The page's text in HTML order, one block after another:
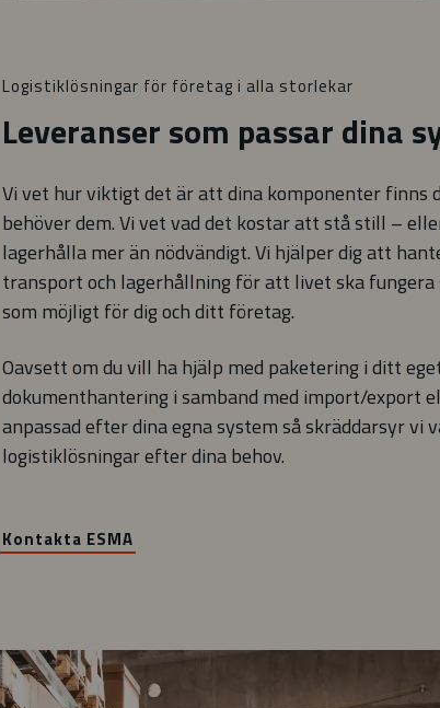
Logistiklösningar för företag i alla storlekar
Leveranser som passar dina
Vi vet hur viktigt det är att dina komponenter finns
behöver dem. Vi vet vad det kostar att stå still –
lagerhålla mer än nödvändigt. Vi hjälper dig att
transport och lagerhållning för att livet ska fungera
som möjligt för dig och ditt företag.
Oavsett om du vill ha hjälp med paketering i ditt
dokument­hantering i samband med import/export
anpassad efter dina egna system så skräddarsyr vi
logistiklösningar efter dina behov.
Kontakta ESMA